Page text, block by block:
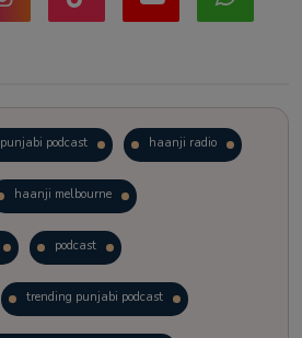
punjabi podcast haanji radio
haanji melbourne
podcast
trending punjabi podcast